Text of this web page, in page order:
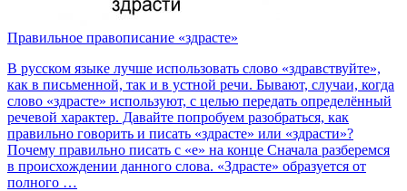
Правильное правописание «здрасте»
В русском языке лучше использовать слово «здравствуйте»,
как в письменной, так и в устной речи. Бывают, случаи, когда
слово «здрасте» используют, с целью передать определённый
речевой характер. Давайте попробуем разобраться, как
правильно говорить и писать «здрасте» или «здрасти»?
Почему правильно писать с «е» на конце Сначала разберемся
в происхождении данного слова. «Здрасте» образуется от
полного …